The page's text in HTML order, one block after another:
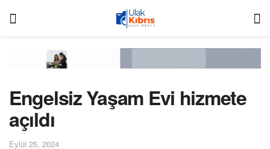
Engelsiz Yaşam Evi hizmete
açıldı
Eylül 25, 2024